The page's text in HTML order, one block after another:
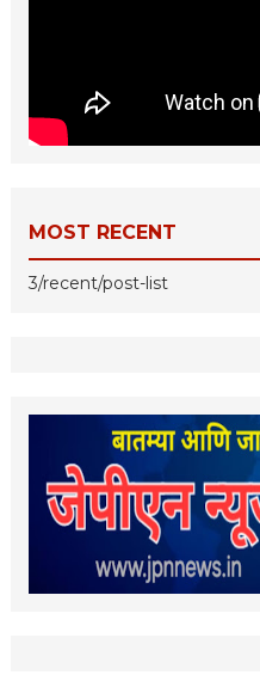
MOST RECENT
3/recent/post-list